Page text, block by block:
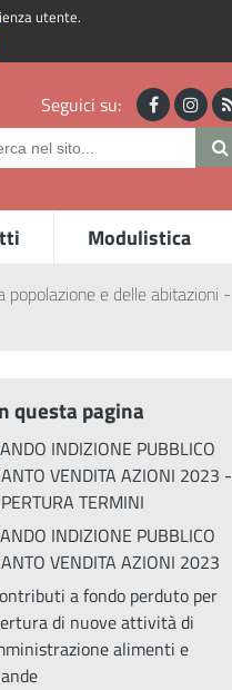
utente.
Seguici su:
Modulistica
e delle abitazioni -
questa pagina
INDIZIONE PUBBLICO
VENDITA AZIONI 2023 -
TERMINI
INDIZIONE PUBBLICO
VENDITA AZIONI 2023
a fondo perduto per
di nuove attività di
alimenti e